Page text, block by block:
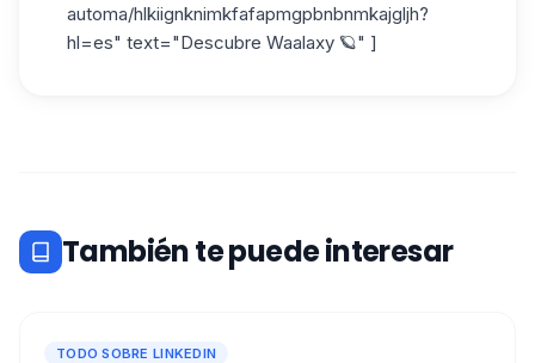
automa/hlkiignknimkfafapmgpbnbnmkajgljh?
hl=es" text="Descubre Waalaxy 🪐" ]
También te puede interesar
TODO SOBRE LINKEDIN